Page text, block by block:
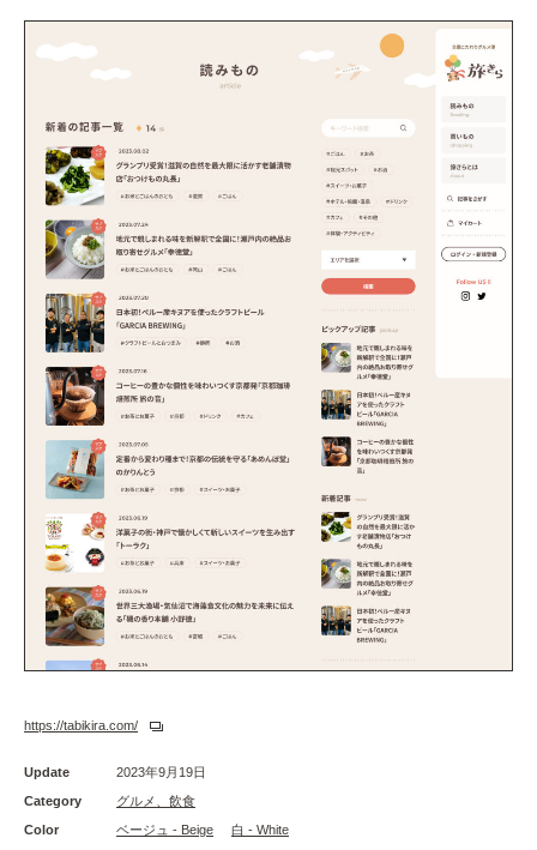
https://tabikira.com/
Update
2023年9月19日
Category
グルメ、飲食
Color
ベージュ - Beige 白 - White